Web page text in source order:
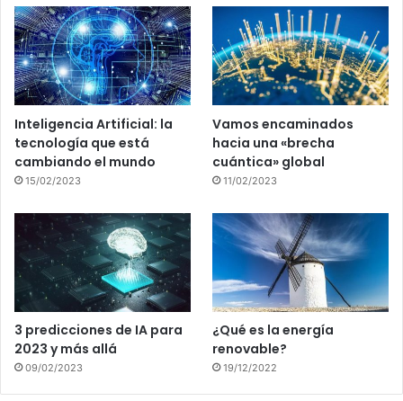
Inteligencia Artificial: la
tecnología que está
cambiando el mundo
15/02/2023
Vamos encaminados
hacia una «brecha
cuántica» global
11/02/2023
3 predicciones de IA para
2023 y más allá
09/02/2023
¿Qué es la energía
renovable?
19/12/2022